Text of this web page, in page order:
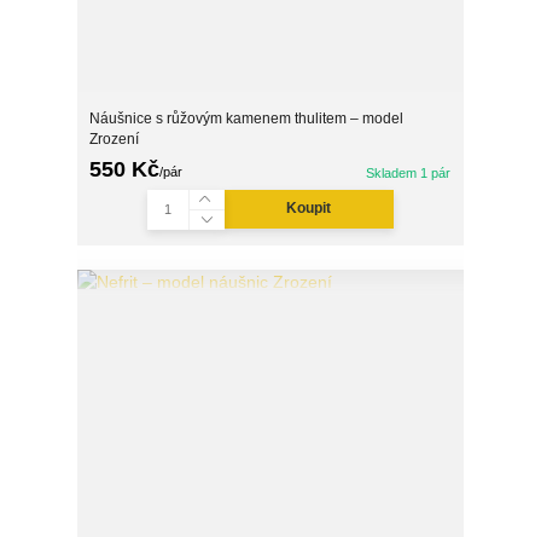
Náušnice s růžovým kamenem thulitem – model
Zrození
550 Kč/pár Skladem 1 pár
Koupit